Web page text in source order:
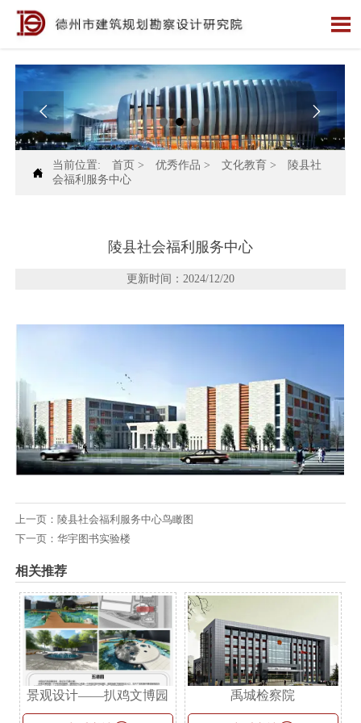

 

当前位置: 首页 > 优秀作品 > 文化教育 >
陵县社
会福利服务中心
陵县社会福利服务中心
更新时间：2024/12/20
上一页： 陵县社会福利服务中心鸟瞰图
下一页： 华宇图书实验楼
相关推荐
景观设计——扒鸡文博园 禹城检察院